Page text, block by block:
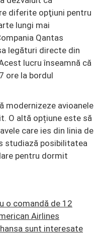
diferite opţiuni pentru
lungi mai
Qantas
legături directe din
lucru înseamnă că
ore la bordul
modernizeze avioanele
O altă opțiune este să
care ies din linia de
studiază posibilitatea
pentru dormit
o comandă de 12
Airlines
sunt interesate